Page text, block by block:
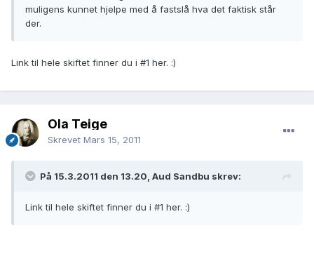
muligens kunnet hjelpe med å fastslå hva det faktisk står
der.
Link til hele skiftet finner du i #1 her. :)
Ola Teige
Skrevet Mars 15, 2011
På 15.3.2011 den 13.20, Aud Sandbu skrev:
Link til hele skiftet finner du i #1 her. :)